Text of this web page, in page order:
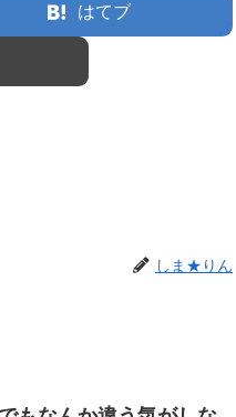
はてブ
しま★りん